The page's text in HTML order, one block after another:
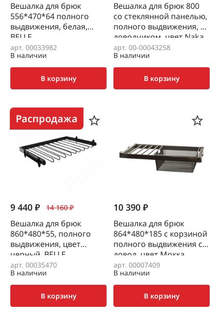
Вешалка для брюк
556*470*64 полного
выдвижения, белая,
BELLE
арт. 00033982
В наличии
В корзину
Вешалка для брюк 800
со стеклянной панелью,
полного выдвижения, с
доводчиком. цвет Naka,
Unihopper
арт. 00-00043258
В наличии
В корзину
Распродажа
9 440 ₽ 14 160 ₽
Вешалка для брюк
860*480*55, полного
выдвижения, цвет
черный, BELLE
арт. 00035470
В наличии
В корзину
10 390 ₽
Вешалка для брюк
864*480*185 с корзиной
полного выдвижения с
довод.,цвет Мокка,
Unihopper
арт. 00007409
В наличии
В корзину